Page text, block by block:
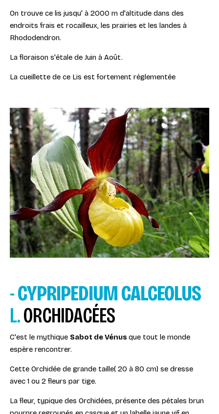
On trouve ce lis jusqu' à 2000 m d'altitude dans des
endroits frais et rocailleux, les prairies et les landes à
Rhododendron.
La floraison s'étale de Juin à Août.
La cueillette de ce Lis est fortement réglementée
-CYPRIPEDIUM CALCEOLUS
L.ORCHIDACÉES
C'est le mythique Sabot de Vénusque tout le monde
espère rencontrer.
Cette Orchidée de grande taille( 20 à 80 cm) se dresse
avec 1 ou 2 fleurs par tige.
La fleur, typique des Orchidées, présente des pétales brun